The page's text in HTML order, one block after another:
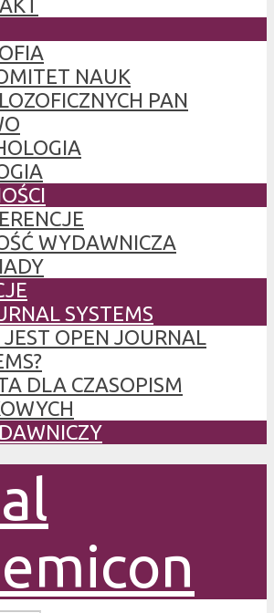
NAUK
PAN
WYDAWNICZA
SYSTEMS
OPEN JOURNAL
DLA CZASOPISM